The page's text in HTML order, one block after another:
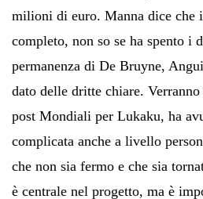
milioni di euro. Manna dice che
completo, non so se ha spento i
permanenza di De Bruyne,
dato delle dritte chiare.
post Mondiali per Lukaku, ha
complicata anche a livello
che non sia fermo e che sia
è centrale nel progetto, ma è